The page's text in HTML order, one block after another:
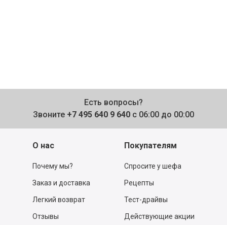
Есть вопросы?
Звоните +7 495 640 9 640 с 06:00 до 00:00
О нас
Почему мы?
Заказ и доставка
Легкий возврат
Отзывы
Покупателям
Спросите у шефа
Рецепты
Тест-драйвы
Действующие акции